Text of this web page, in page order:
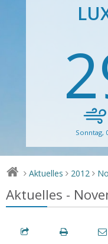
Sonntag,
> Aktuelles > 2012 >
Aktuelles -